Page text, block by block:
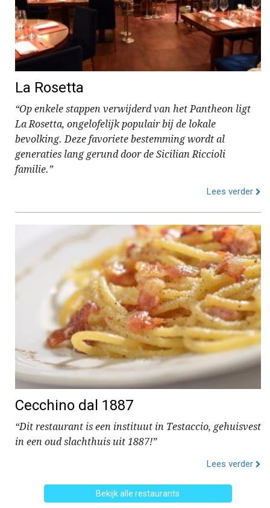
La Rosetta
“Op enkele stappen verwijderd van het Pantheon ligt
La Rosetta, ongelofelijk populair bij de lokale
bevolking. Deze favoriete bestemming wordt al
generaties lang gerund door de Sicilian Riccioli
familie.”
Lees verder
Cecchino dal 1887
“Dit restaurant is een instituut in Testaccio, gehuisvest
in een oud slachthuis uit 1887!”
Lees verder
Bekijk alle restaurants